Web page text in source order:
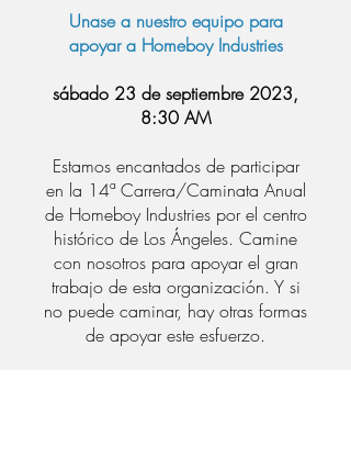
Unase a nuestro equipo para
apoyar a Homeboy Industries
sábado 23 deseptiembre 2023,
8:30 AM
Estamos encantados de participar
en la 14ª Carrera/Caminata Anual
de Homeboy Industries por el centro
histórico de Los Ángeles. Camine
con nosotros para apoyar el gran
trabajo de esta organización. Y si
no puede caminar, hay otras formas
de apoyar este esfuerzo.